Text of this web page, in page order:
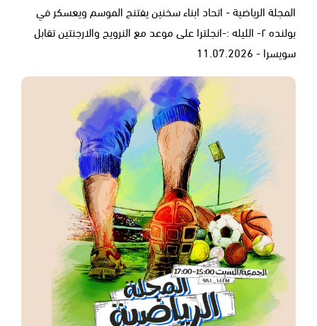
المجلة الرياضية - اتحاد ابناء سخنين يفتنح الموسم ويعسكر في
بولنده ٢- الليله :-انجلترا على موعد مع النرويج والارجنتين تقابل
سويسرا - 11.07.2026